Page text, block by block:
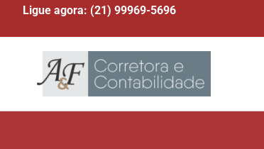
Ligue agora: (21) 99969-5696